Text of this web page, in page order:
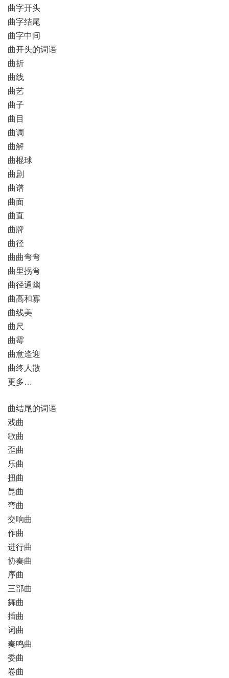
曲字开头
曲字结尾
曲字中间
曲开头的词语
曲折
曲线
曲艺
曲子
曲目
曲调
曲解
曲棍球
曲剧
曲谱
曲面
曲直
曲牌
曲径
曲曲弯弯
曲里拐弯
曲径通幽
曲高和寡
曲线美
曲尺
曲霉
曲意逢迎
曲终人散
更多…
曲结尾的词语
戏曲
歌曲
歪曲
乐曲
扭曲
昆曲
弯曲
交响曲
作曲
进行曲
协奏曲
序曲
三部曲
舞曲
插曲
词曲
奏鸣曲
委曲
卷曲